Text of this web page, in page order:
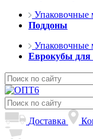
Упаковочные
Поддоны
Упаковочные
Еврокубы для
Доставка